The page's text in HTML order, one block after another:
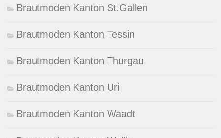
Brautmoden Kanton St.Gallen
Brautmoden Kanton Tessin
Brautmoden Kanton Thurgau
Brautmoden Kanton Uri
Brautmoden Kanton Waadt